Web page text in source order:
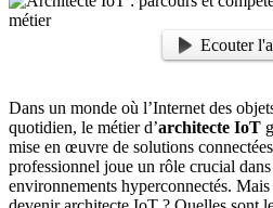
Ecouter
Dans un monde où l’Internet des
quotidien, le métier d’architecte IoT
mise en œuvre de solutions
professionnel joue un rôle crucial
environnements hyperconnectés.